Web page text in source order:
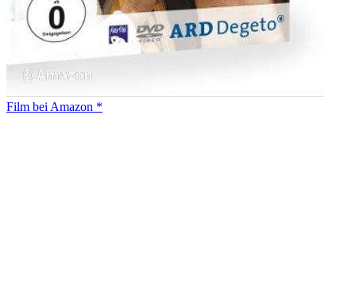
Film bei Amazon *